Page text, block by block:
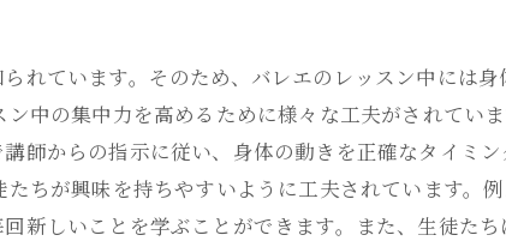
れています。そのため、バレエのレッスン中には
中の集中力を高めるために様々な工夫がされてい
師からの指示に従い、身体の動きを正確なタイミ
ちが興味を持ちやすいように工夫されています。
新しいことを学ぶことができます。また、生徒た